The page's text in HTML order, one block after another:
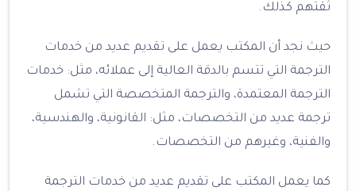
ثقتهم كذلك.
حيث نجد أن المكتب يعمل على تقديم عديد من خدمات
الترجمة التي تتسم بالدقة العالية إلى عملائه، مثل: خدمات
الترجمة المعتمدة، والترجمة المتخصصة التي تشمل
ترجمة عديد من التخصصات، مثل: القانونية، والهندسية،
والفنية، وغيرهم من التخصصات.
كما يعمل المكتب على تقديم عديد من خدمات الترجمة